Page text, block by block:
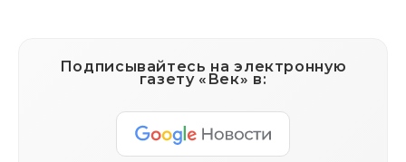
Подписывайтесь на электронную
газету «Век» в: